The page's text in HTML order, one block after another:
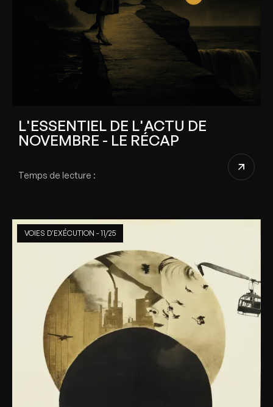
L'ESSENTIEL DE L'ACTU DE
NOVEMBRE - LE RÉCAP
Temps de lecture :
VOIES D'EXÉCUTION - 11/25